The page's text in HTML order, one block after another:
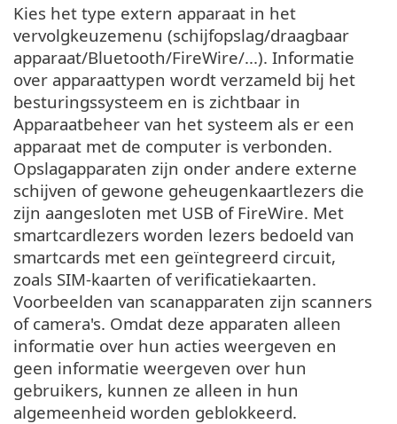
Kies het type extern apparaat in het
vervolgkeuzemenu (schijfopslag/draagbaar
apparaat/Bluetooth/FireWire/...). Informatie
over apparaattypen wordt verzameld bij het
besturingssysteem en is zichtbaar in
Apparaatbeheer van het systeem als er een
apparaat met de computer is verbonden.
Opslagapparaten zijn onder andere externe
schijven of gewone geheugenkaartlezers die
zijn aangesloten met USB of FireWire. Met
smartcardlezers worden lezers bedoeld van
smartcards met een geïntegreerd circuit,
zoals SIM-kaarten of verificatiekaarten.
Voorbeelden van scanapparaten zijn scanners
of camera's. Omdat deze apparaten alleen
informatie over hun acties weergeven en
geen informatie weergeven over hun
gebruikers, kunnen ze alleen in hun
algemeenheid worden geblokkeerd.